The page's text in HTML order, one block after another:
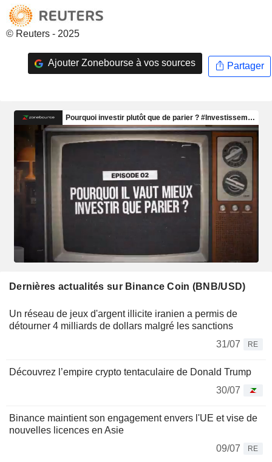
© Reuters - 2025
Ajouter Zonebourse à vos sources Partager
Dernières actualités sur Binance Coin (BNB/USD)
Un réseau de jeux d'argent illicite iranien a permis de
détourner 4 milliards de dollars malgré les sanctions
31/07
RE
Découvrez l’empire crypto tentaculaire de Donald Trump
30/07
Binance maintient son engagement envers l'UE et vise de
nouvelles licences en Asie
09/07
RE